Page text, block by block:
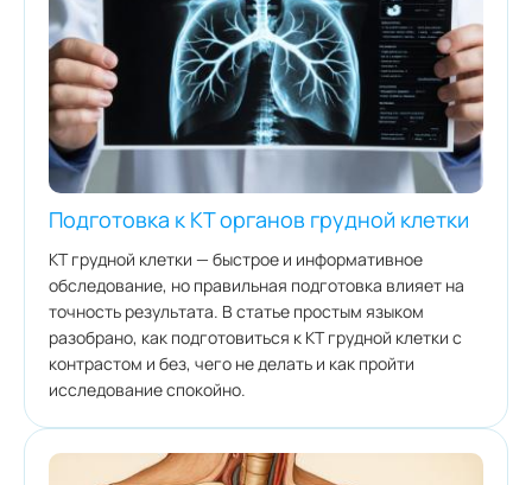
Подготовка к КТ органов грудной клетки
КТ грудной клетки — быстрое и информативное
обследование, но правильная подготовка влияет на
точность результата. В статье простым языком
разобрано, как подготовиться к КТ грудной клетки с
контрастом и без, чего не делать и как пройти
исследование спокойно.